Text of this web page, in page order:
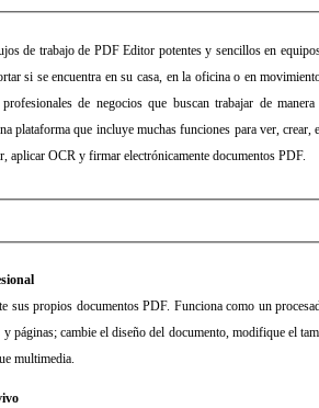
de trabajo de PDF Editor potentes y sencillos en
si se encuentra en su casa, en la oficina o en
de negocios que buscan trabajar de
plataforma que incluye muchas funciones para ver, crear,
aplicar OCR y firmar electrónicamente documentos PDF.
sus propios documentos PDF. Funciona como un
páginas; cambie el diseño del documento, modifique el
multimedia.